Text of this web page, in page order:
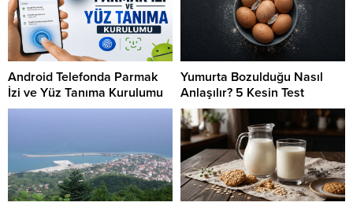
Android Telefonda Parmak
İzi ve Yüz Tanıma Kurulumu
Yumurta Bozulduğu Nasıl
Anlaşılır? 5 Kesin Test